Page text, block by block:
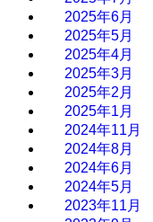
2025年6月
2025年5月
2025年4月
2025年3月
2025年2月
2025年1月
2024年11月
2024年8月
2024年6月
2024年5月
2023年11月